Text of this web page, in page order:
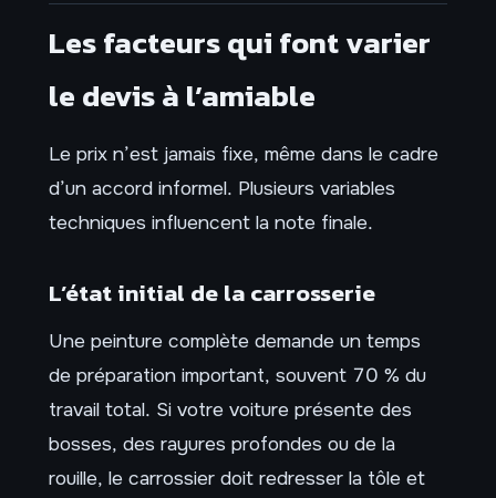
Les facteurs qui font varier
le devis à l’amiable
Le prix n’est jamais fixe, même dans le cadre
d’un accord informel. Plusieurs variables
techniques influencent la note finale.
L’état initial de la carrosserie
Une peinture complète demande un temps
de préparation important, souvent 70 % du
travail total. Si votre voiture présente des
bosses, des rayures profondes ou de la
rouille, le carrossier doit redresser la tôle et